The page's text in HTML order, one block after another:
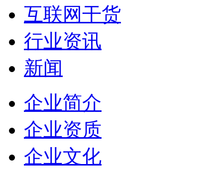
互联网干货
行业资讯
新闻
企业简介
企业资质
企业文化